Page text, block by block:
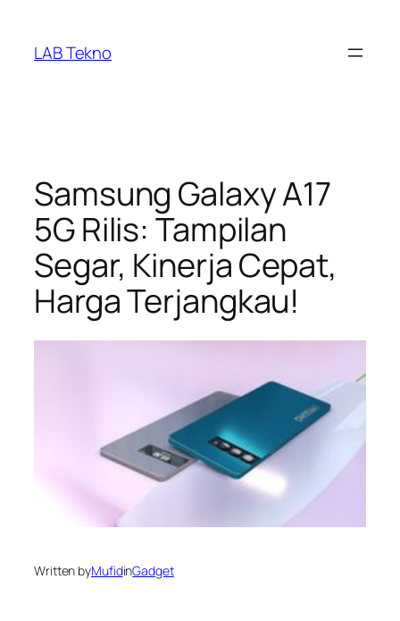
content
LAB Tekno
Samsung Galaxy A17
5G Rilis: Tampilan
Segar, Kinerja Cepat,
Harga Terjangkau!
Written byMufidinGadget